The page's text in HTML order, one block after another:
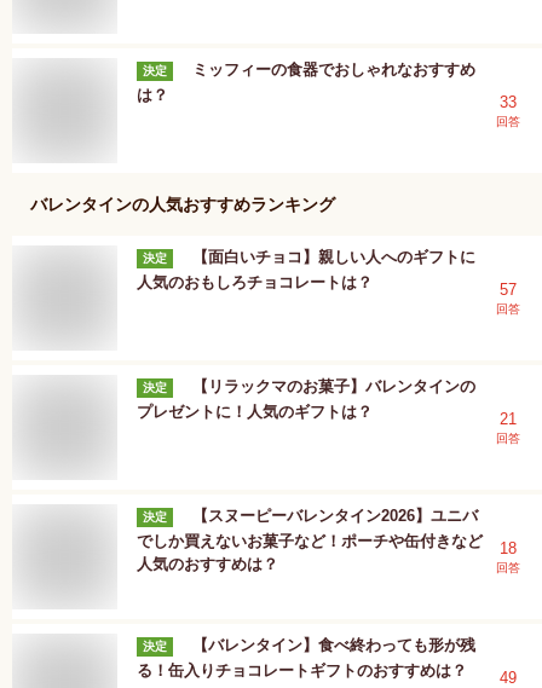
決定
ミッフィーの食器でおしゃれなおすすめ
は？
33
回答
バレンタインの人気おすすめランキング
決定
【面白いチョコ】親しい人へのギフトに
人気のおもしろチョコレートは？
57
回答
決定
【リラックマのお菓子】バレンタインの
プレゼントに！人気のギフトは？
21
回答
決定
【スヌーピーバレンタイン2026】ユニバ
でしか買えないお菓子など！ポーチや缶付きなど
人気のおすすめは？
18
回答
決定
【バレンタイン】食べ終わっても形が残
る！缶入りチョコレートギフトのおすすめは？
49